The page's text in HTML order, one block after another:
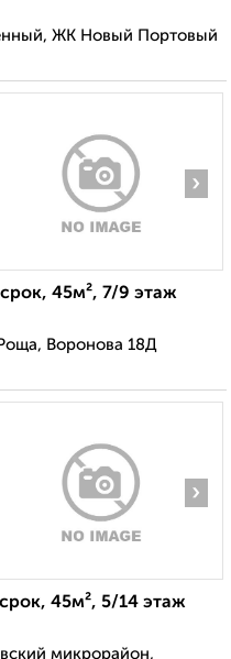
ЖК Новый Портовый
›
45м², 7/9 этаж
Воронова 18Д
›
45м², 5/14 этаж
микрорайон,